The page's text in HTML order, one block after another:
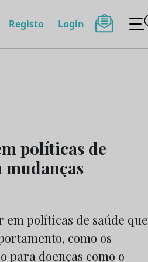
Registo Login
políticas de
mudanças
políticas de saúde que
como os
para doenças como o